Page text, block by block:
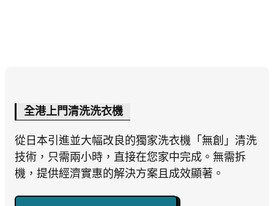
全港上門清洗洗衣機
從日本引進並大幅改良的獨家洗衣機「無創」清洗
技術，只需兩小時，直接在您家中完成。無需拆
機，提供經濟實惠的解決方案且成效顯著。